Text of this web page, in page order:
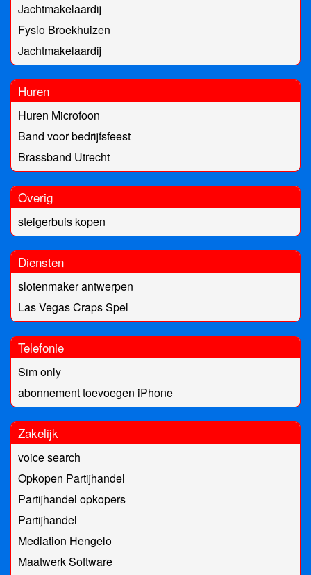
Jachtmakelaardij
Fysio Broekhuizen
Jachtmakelaardij
Huren
Huren Microfoon
Band voor bedrijfsfeest
Brassband Utrecht
Overig
steigerbuis kopen
Diensten
slotenmaker antwerpen
Las Vegas Craps Spel
Telefonie
Sim only
abonnement toevoegen iPhone
Zakelijk
voice search
Opkopen Partijhandel
Partijhandel opkopers
Partijhandel
Mediation Hengelo
Maatwerk Software